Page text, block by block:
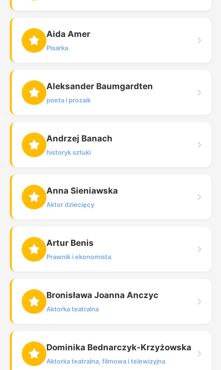
Aida Amer
Pisarka
Aleksander Baumgardten
poeta i prozaik
Andrzej Banach
historyk sztuki
Anna Sieniawska
Aktor dziecięcy
Artur Benis
Prawnik i ekonomista
Bronisława Joanna Anczyc
Aktorka teatralna
Dominika Bednarczyk-Krzyżowska
Aktorka teatralna, filmowa i telewizyjna